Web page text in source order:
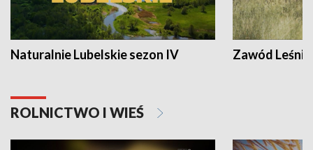
Naturalnie Lubelskie sezon IV Zawód Leśnik
ROLNICTWO I WIEŚ